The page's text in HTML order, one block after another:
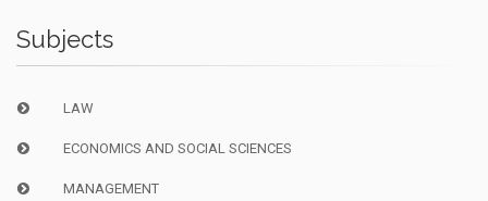
Subjects
LAW
ECONOMICS AND SOCIAL SCIENCES
MANAGEMENT